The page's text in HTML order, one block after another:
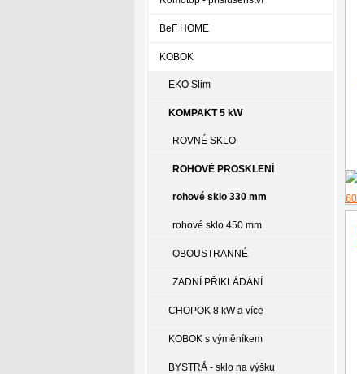
BeF HOME
KOBOK
EKO Slim
KOMPAKT 5 kW
ROVNÉ SKLO
ROHOVÉ PROSKLENÍ
rohové sklo 330 mm
rohové sklo 450 mm
OBOUSTRANNÉ
ZADNÍ PŘIKLÁDÁNÍ
CHOPOK 8 kW a více
KOBOK s výměníkem
BYSTRÁ - sklo na výšku